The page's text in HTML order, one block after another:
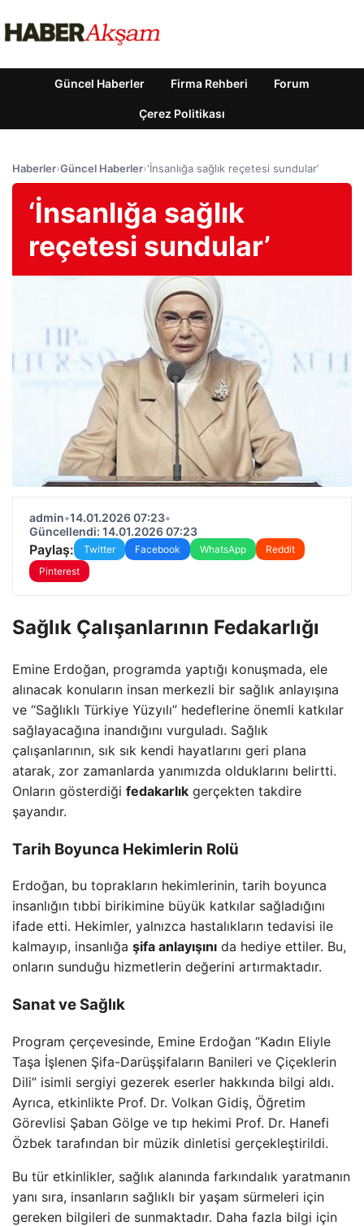
Güncel Haberler Firma Rehberi Forum
Çerez Politikası
Haberler›Güncel Haberler›‘İnsanlığa sağlık reçetesi sundular’
‘İnsanlığa sağlık
reçetesi sundular’
admin•14.01.2026 07:23•
Güncellendi: 14.01.2026 07:23
Paylaş: Twitter Facebook WhatsApp
Reddit
Pinterest
Sağlık Çalışanlarının Fedakarlığı
Emine Erdoğan, programda yaptığı konuşmada, ele
alınacak konuların insan merkezli bir sağlık anlayışına
ve “Sağlıklı Türkiye Yüzyılı” hedeflerine önemli katkılar
sağlayacağına inandığını vurguladı. Sağlık
çalışanlarının, sık sık kendi hayatlarını geri plana
atarak, zor zamanlarda yanımızda olduklarını belirtti.
Onların gösterdiği fedakarlık gerçekten takdire
şayandır.
Tarih Boyunca Hekimlerin Rolü
Erdoğan, bu toprakların hekimlerinin, tarih boyunca
insanlığın tıbbi birikimine büyük katkılar sağladığını
ifade etti. Hekimler, yalnızca hastalıkların tedavisi ile
kalmayıp, insanlığa şifa anlayışını da hediye ettiler. Bu,
onların sunduğu hizmetlerin değerini artırmaktadır.
Sanat ve Sağlık
Program çerçevesinde, Emine Erdoğan “Kadın Eliyle
Taşa İşlenen Şifa-Darüşşifaların Banileri ve Çiçeklerin
Dili” isimli sergiyi gezerek eserler hakkında bilgi aldı.
Ayrıca, etkinlikte Prof. Dr. Volkan Gidiş, Öğretim
Görevlisi Şaban Gölge ve tıp hekimi Prof. Dr. Hanefi
Özbek tarafından bir müzik dinletisi gerçekleştirildi.
Bu tür etkinlikler, sağlık alanında farkındalık yaratmanın
yanı sıra, insanların sağlıklı bir yaşam sürmeleri için
gereken bilgileri de sunmaktadır. Daha fazla bilgi için